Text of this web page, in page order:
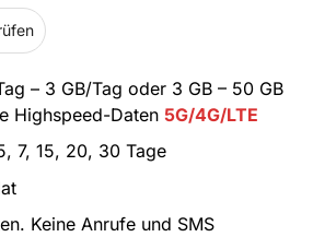
– 3 GB/Tag oder 3 GB – 50 GB
Highspeed-Daten 5G/4G/LTE
7, 15, 20, 30 Tage
Keine Anrufe und SMS